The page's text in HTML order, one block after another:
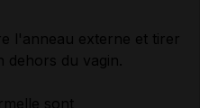
l'anneau externe et tirer
du vagin.
sont